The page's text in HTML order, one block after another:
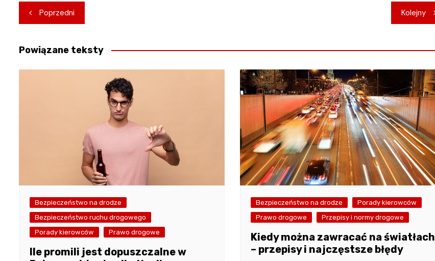
Nawigacja
wpisu
Poprzedni Kolejny
Powiązane teksty
Bezpieczeństwo na drodze
Bezpieczeństwo ruchu drogowego
Porady kierowców
Prawo drogowe
Ile promili jest dopuszczalne w
Bezpieczeństwo na drodze
Porady kierowców
Prawo drogowe
Przepisy i normy drogowe
Kiedy można zawracać na światłach
– przepisy i najczęstsze błędy